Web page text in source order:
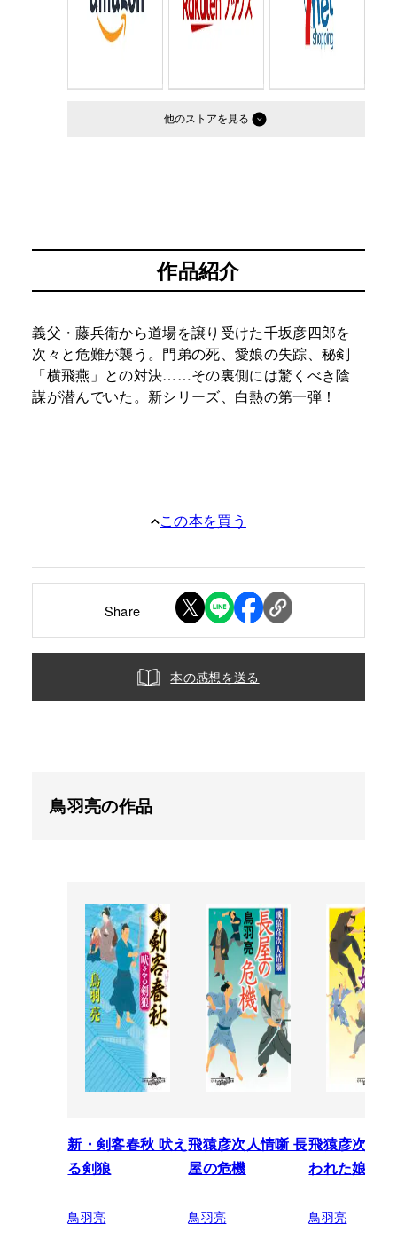
他のストア
作品紹介
義父・藤兵衛から道場を譲り受けた千坂彦四郎を
次々と危難が襲う。門弟の死、愛娘の失踪、秘剣
「横飛燕」との対決……その裏側には驚くべき陰
謀が潜んでいた。新シリーズ、白熱の第一弾！
この本を買う
Share
本の感想を送る
鳥羽亮の作品
新・剣客春秋 吠え
る剣狼
鳥羽亮
飛猿彦次人情噺 長
屋の危機
鳥羽亮
飛猿彦次人
われた娘
鳥羽亮